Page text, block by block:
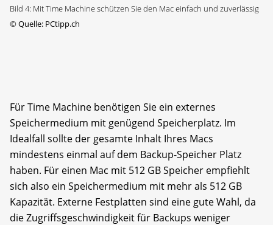
Bild 4: Mit Time Machine schützen Sie den Mac einfach und zuverlässig
©Quelle: PCtipp.ch
Für Time Machine benötigen Sie ein externes
Speichermedium mit genügend Speicherplatz. Im
Idealfall sollte der gesamte Inhalt Ihres Macs
mindestens einmal auf dem Backup-Speicher Platz
haben. Für einen Mac mit 512 GB Speicher empfiehlt
sich also ein Speichermedium mit mehr als 512 GB
Kapazität. Externe Festplatten sind eine gute Wahl, da
die Zugriffsgeschwindigkeit für Backups weniger